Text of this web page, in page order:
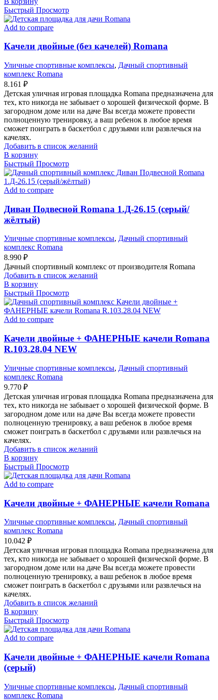
Быстрый Просмотр
Add to compare
Качели двойные (без качелей) Romana
Уличные спортивные комплексы, Дачный спортивный
комплекс Romana
8.161 ₽
Детская уличная игровая площадка Romana предназначена для
тех, кто никогда не забывает о хорошей физической форме. В
загородном доме или на даче Вы всегда можете провести
полноценную тренировку, а ваш ребенок в любое время
сможет поиграть в баскетбол с друзьями или развлечься на
качелях.
Добавить в список желаний
В корзину
Быстрый Просмотр
Add to compare
Диван Подвесной Romana 1.Д-26.15 (серый/
жёлтый)
Уличные спортивные комплексы, Дачный спортивный
комплекс Romana
8.990 ₽
Дачный спортивный комплекс от производителя Romana
Добавить в список желаний
В корзину
Быстрый Просмотр
Add to compare
Качели двойные + ФАНЕРНЫЕ качели Romana
R.103.28.04 NEW
Уличные спортивные комплексы, Дачный спортивный
комплекс Romana
9.770 ₽
Детская уличная игровая площадка Romana предназначена для
тех, кто никогда не забывает о хорошей физической форме. В
загородном доме или на даче Вы всегда можете провести
полноценную тренировку, а ваш ребенок в любое время
сможет поиграть в баскетбол с друзьями или развлечься на
качелях.
Добавить в список желаний
В корзину
Быстрый Просмотр
Add to compare
Качели двойные + ФАНЕРНЫЕ качели Romana
Уличные спортивные комплексы, Дачный спортивный
комплекс Romana
10.042 ₽
Детская уличная игровая площадка Romana предназначена для
тех, кто никогда не забывает о хорошей физической форме. В
загородном доме или на даче Вы всегда можете провести
полноценную тренировку, а ваш ребенок в любое время
сможет поиграть в баскетбол с друзьями или развлечься на
качелях.
Добавить в список желаний
В корзину
Быстрый Просмотр
Add to compare
Качели двойные + ФАНЕРНЫЕ качели Romana
(серый)
Уличные спортивные комплексы, Дачный спортивный
комплекс Romana